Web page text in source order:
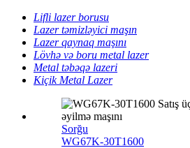
Lifli lazer borusu
Lazer təmizləyici maşın
Lazer qaynaq maşını
Lövhə və boru metal lazer
Metal təbəqə lazeri
Kiçik Metal Lazer
Sorğu
WG67K-30T1600